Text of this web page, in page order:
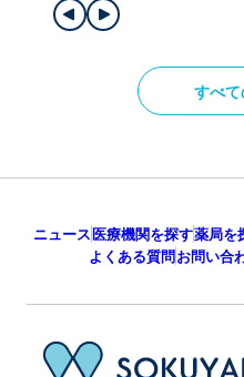
すべ
ニュース医療機関を探す薬局を
よくある質問お問い合